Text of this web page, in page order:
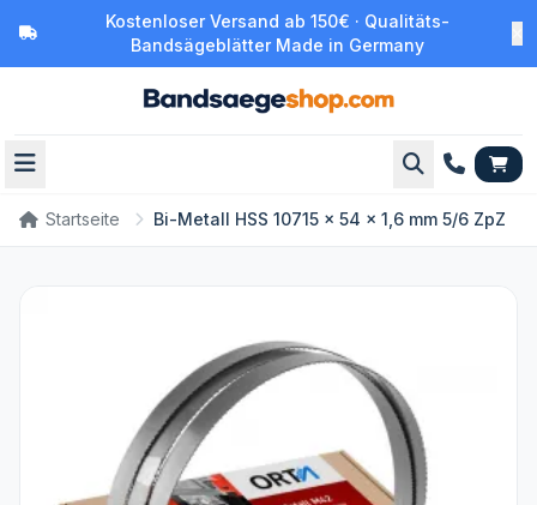
Kostenloser Versand ab 150€ · Qualitäts-
Bandsägeblätter Made in Germany
Startseite Bi-Metall HSS 10715 x 54 x 1,6 mm 5/6 ZpZ